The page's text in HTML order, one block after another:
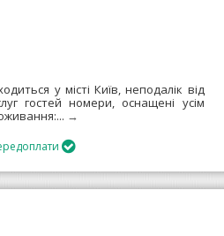
у місті Київ, неподалік від
гостей номери, оснащені усім
→
